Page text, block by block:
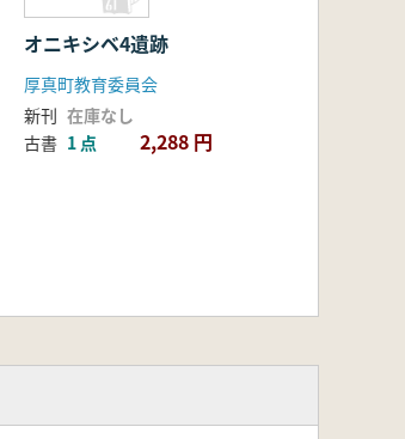
オニキシベ4遺跡
厚真町教育委員会
新刊 在庫なし
古書 1 点 2,288 円